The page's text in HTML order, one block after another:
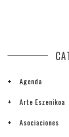
Agenda
Arte Eszenikoa
Asociaciones